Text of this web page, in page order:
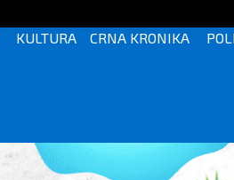
KULTURA CRNA KRONIKA